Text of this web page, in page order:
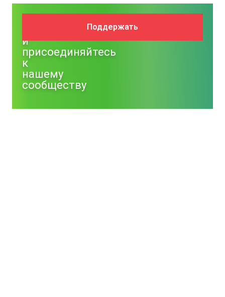
и
присоединяйтесь
к
нашему
сообществу
Поддержать